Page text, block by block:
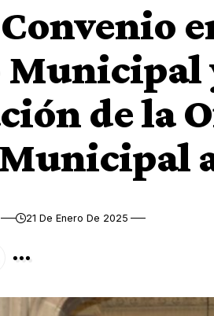
de la
21 De Enero De 2025